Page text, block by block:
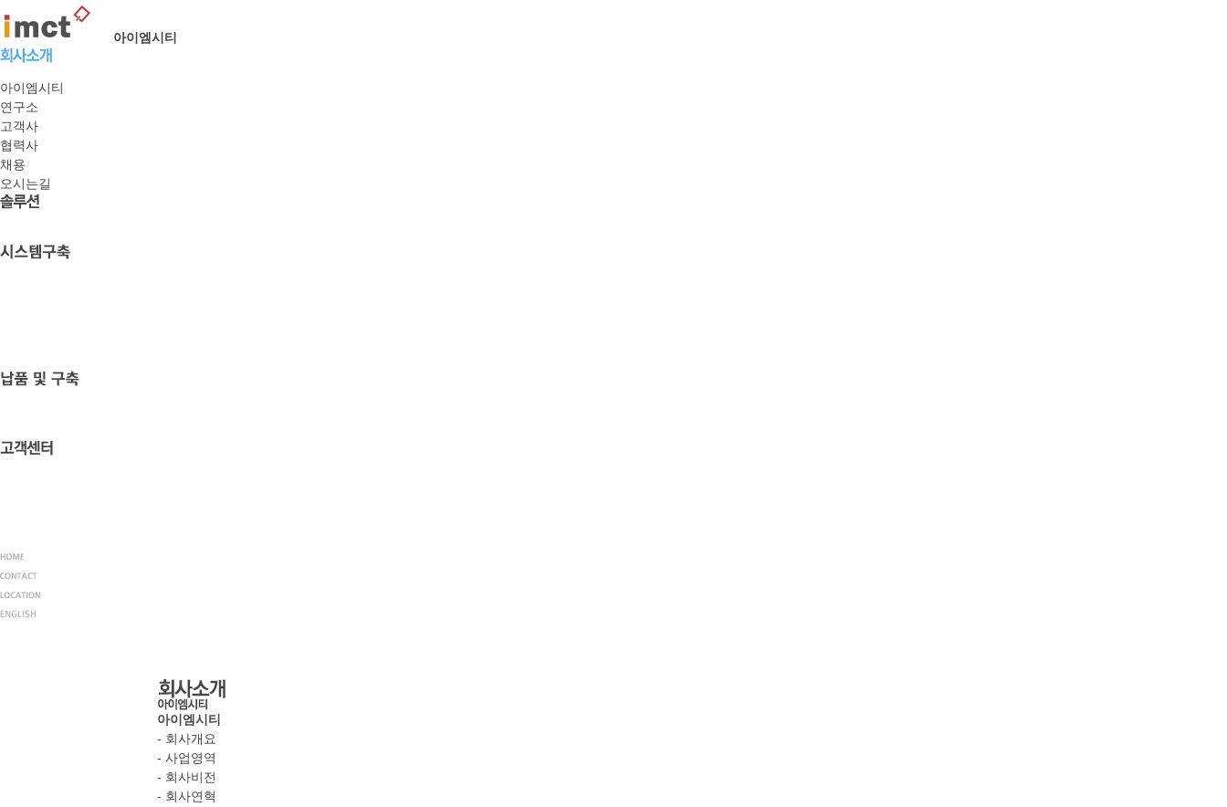
아이엠시티
아이엠시티
연구소
고객사
협력사
채용
오시는길
아이엠시티
- 회사개요
- 사업영역
- 회사비전
- 회사연혁